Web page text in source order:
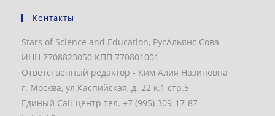
Контакты
Stars of Science and Education, РусАльянс Сова
ИНН 7708823050 КПП 770801001
Ответственный редактор - Ким Алия Назиповна
г. Москва, ул.Каспийская, д. 22 к.1 стр.5
Единый Call-центр тел. +7 (995) 309-17-87